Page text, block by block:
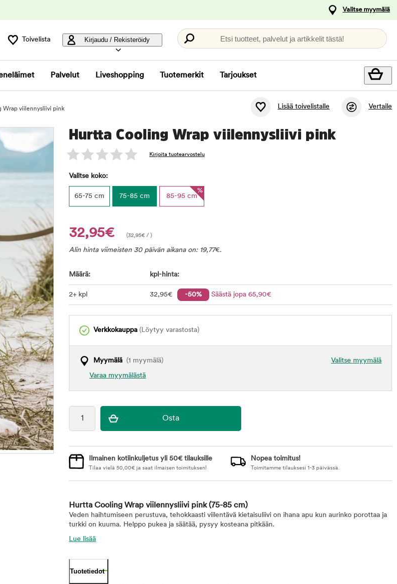
Valitse myymälä
Toivelista Kirjaudu / Rekisteröidy Etsi tuotteet, palvelut ja artikkelit tästä!
Palvelut Liveshopping Tuotemerkit Tarjoukset
Wrap viilennysliivi pink Lisää toivelistalle Vertaile
Hurtta Cooling Wrap viilennysliivi pink
Kirjoita tuotearvostelu
Valitse koko:
65-75 cm 75-85 cm 85-95 cm
%
32,95€ (32,95€ / )
Alin hinta viimeisten 30 päivän aikana on: 19,77€.
Määrä: kpl-hinta:
2+ kpl 32,95€ -50% Säästä jopa 65,90€
Verkkokauppa (Löytyy varastosta)
Valitse myymälä
Myymälä (1 myymälä)
Varaa myymälästä
Ilmainen kotiinkuljetus yli 50€ tilauksille
Tilaa vielä 50,00€ ja saat ilmaisen toimituksen!
Nopea toimitus!
Toimitamme tilauksesi 1-3 päivässä.
Hurtta Cooling Wrap viilennysliivi pink(75-85 cm)
Veden haihtumiseen perustuva, tehokkaasti viilentävä kietaisuliivi on ihana apu kun aurinko porottaa ja
turkki on kuuma. Helppo pukea ja säätää, pysyy kosteana pitkään.
Lue lisää
Tuotetiedot